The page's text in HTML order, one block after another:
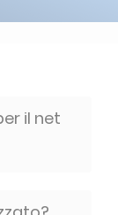
il net